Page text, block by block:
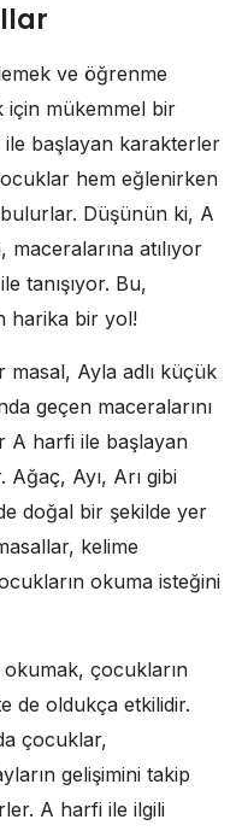
ve öğrenme
için mükemmel bir
başlayan karakterler
hem eğlenirken
bulurlar. Düşünün ki, A
atılıyor
tanışıyor. Bu,
harika bir yol!
masal, Ayla adlı küçük
geçen maceralarını
A harfi ile başlayan
Ayı, Arı gibi
doğal bir şekilde yer
kelime
okuma isteğini
okumak, çocukların
de oldukça etkilidir.
çocuklar,
gelişimini takip
A harfi ile ilgili